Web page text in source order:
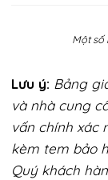
Một số
Lưu ý: Bảng
và nhà cung
vấn chính xác
kèm tem bảo
Quý khách